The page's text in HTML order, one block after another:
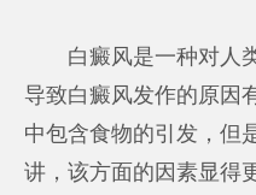
白癜风是一种对人类
导致白癜风发作的原因
中包含食物的引发，但
讲，该方面的因素显得